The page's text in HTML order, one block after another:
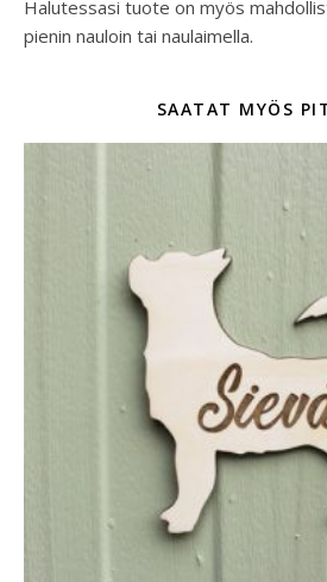
Halutessasi tuote on myös
pienin nauloin tai naulaimella.
SAATAT MYÖS